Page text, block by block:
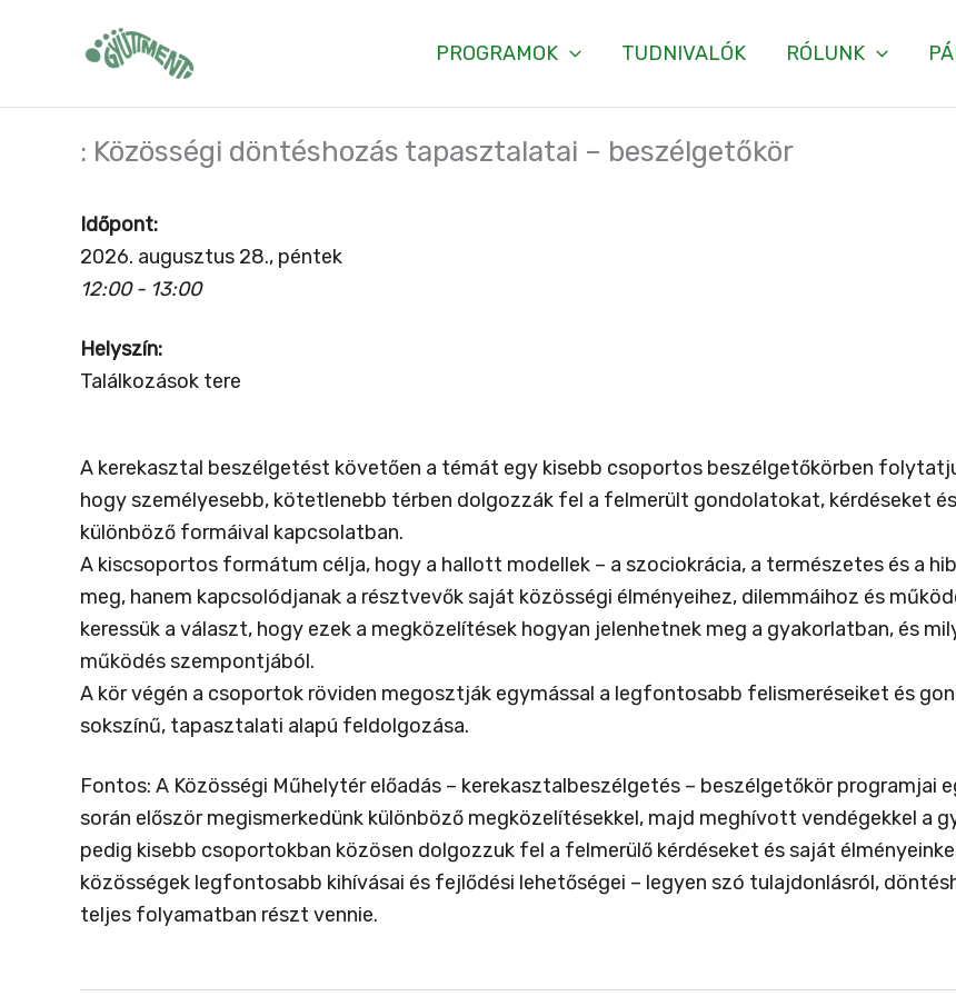
PROGRAMOK TUDNIVALÓK RÓLUNK
: Közösségi döntéshozás tapasztalatai – beszélgetőkör
Időpont:
2026. augusztus 28., péntek
12:00 - 13:00
Helyszín:
Találkozások tere
A kerekasztal beszélgetést követően a témát egy kisebb csoportos beszélgetőkörben
hogy személyesebb, kötetlenebb térben dolgozzák fel a felmerült gondolatokat, kérdéseket
különböző formáival kapcsolatban.
A kiscsoportos formátum célja, hogy a hallott modellek – a szociokrácia, a természetes és a
meg, hanem kapcsolódjanak a résztvevők saját közösségi élményeihez, dilemmáihoz és
keressük a választ, hogy ezek a megközelítések hogyan jelenhetnek meg a gyakorlatban, és
működés szempontjából.
A kör végén a csoportok röviden megosztják egymással a legfontosabb felismeréseiket és
sokszínű, tapasztalati alapú feldolgozása.
Fontos: A Közösségi Műhelytér előadás – kerekasztalbeszélgetés – beszélgetőkör
során először megismerkedünk különböző megközelítésekkel, majd meghívott vendégekkel a
pedig kisebb csoportokban közösen dolgozzuk fel a felmerülő kérdéseket és saját
közösségek legfontosabb kihívásai és fejlődési lehetőségei – legyen szó tulajdonlásról,
teljes folyamatban részt vennie.